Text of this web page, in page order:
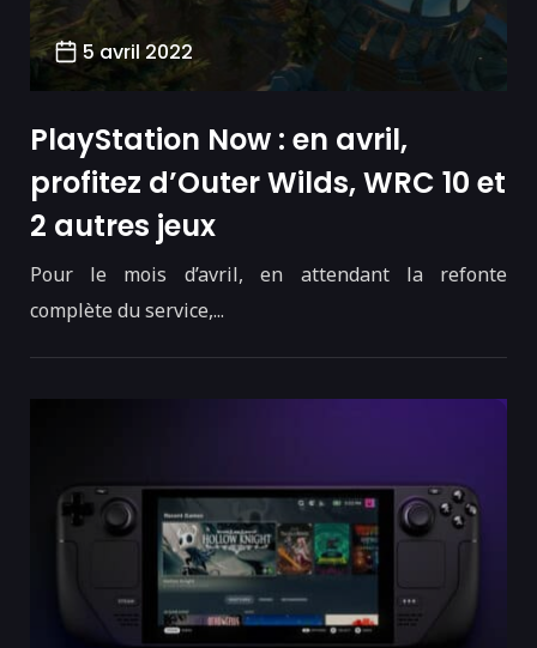
5 avril 2022
PlayStation Now : en avril,
profitez d’Outer Wilds, WRC 10 et
2 autres jeux
Pour le mois d’avril, en attendant la refonte
complète du service,...